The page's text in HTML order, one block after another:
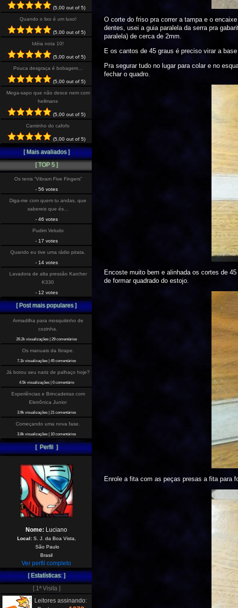
O corte do friso pra correr a tampa e o
dentes, usei a guia paralela da serra pra
paralela) de cerca de 2mm.
E os cantos de 45 graus é preciso virar a
Pra segurar tudo no lugar para colar e no
fechar o quadro.
Encoste muito bem e alinhada os cortes de
de formar quadrado do estojo.
Enrole a fita com as peças presas a fita para
(5,00 out of 5)
Quando o lixo é um luxo!
(5,00 out of 5)
Idéia nota 10!
(5,00 out of 5)
Pouca desgraça é bobagem…
(5,00 out of 5)
Mega-sapo que não desce nem com
hellmans
(5,00 out of 5)
Cantinho do cafofo
(5,00 out of 5)
[ Mais avaliados ]
[ TOP 5 ]
Os tenis “Vibram Five Fingers”
- 56 votes
Diga-me com quem tu andas, que
sabereis que és…
- 46 votes
Pudim Veludo
- 17 votes
Quando eu tive uma rádio pirata.
- 14 votes
Lavadora de alta pressão Karcher
K330
- 12 votes
[ Post mais populares ]
Armadilha para mosquitinho de
cozinha.
26.2k visualizações| 29 comentários
Os manuais da Ibrape.
7.1k visualizações| 45 comentários
Já botou seu nariz de palhaço hoje?
4.5k visualizações| 0 comentário
Experiências e Brincadeiras com
Eletrônica Junior
3.9k visualizações| 21 comentários
Começando uma nova fase.
3.8k visualizações| 10 comentários
[ Perfil ]
Nome: Luciano
Local:S. J. da Boa Vista,
São Paulo
Brasil
Ver perfil completo
[ Estatísticas: ]
[ 1ª Visita ]
Leitores assinando: